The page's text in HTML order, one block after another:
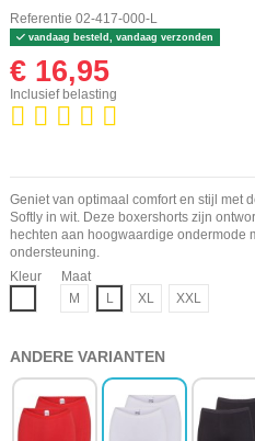
Referentie 02-417-000-L
vandaag besteld, vandaag verzonden
€ 16,95
Inclusief belasting
Geniet van optimaal comfort en stijl met
Softly in wit. Deze boxershorts zijn
hechten aan hoogwaardige ondermode
ondersteuning.
Kleur
Maat
M
L XL XXL
ANDERE VARIANTEN